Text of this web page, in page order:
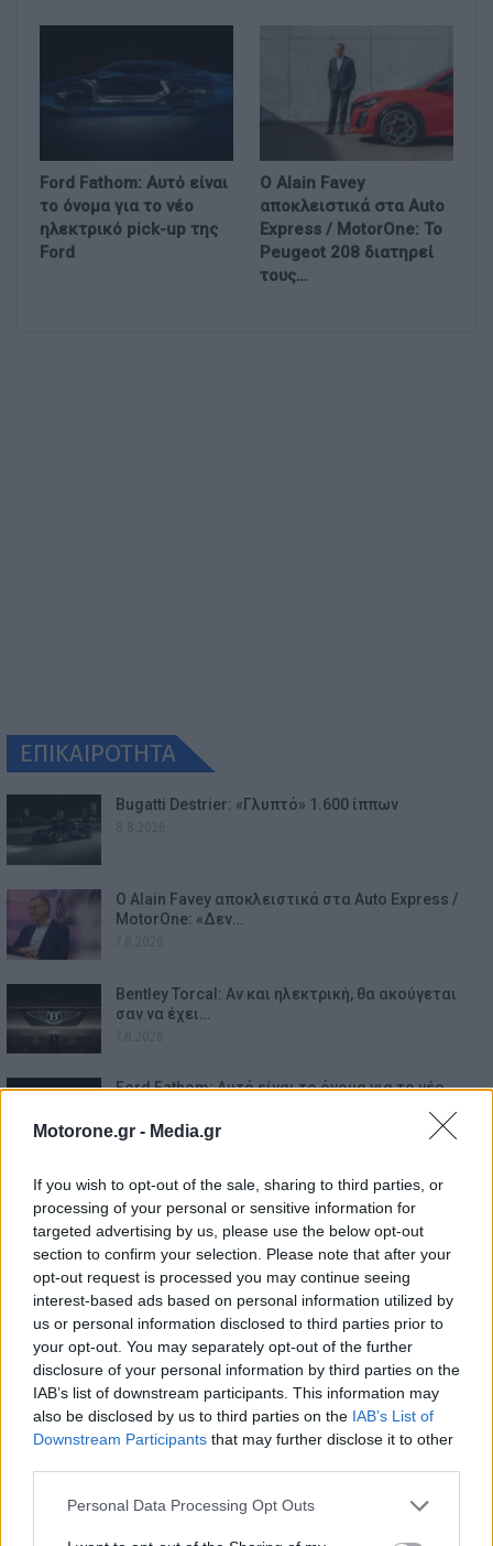
Motorone.gr - Media.gr
If you wish to opt-out of the sale, sharing to third parties, or
processing of your personal or sensitive information for
targeted advertising by us, please use the below opt-out
section to confirm your selection. Please note that after your
opt-out request is processed you may continue seeing
interest-based ads based on personal information utilized by
us or personal information disclosed to third parties prior to
your opt-out. You may separately opt-out of the further
disclosure of your personal information by third parties on the
IAB’s list of downstream participants. This information may
also be disclosed by us to third parties on the IAB’s List of
Downstream Participants that may further disclose it to other
Personal Data Processing Opt Outs
Ford Fathom: Αυτό είναι
το όνομα για το νέο
ηλεκτρικό pick-up της
Ford
Ο Alain Favey
αποκλειστικά στα Auto
Express / MotorOne: Το
Peugeot 208 διατηρεί
τους…
ΕΠΙΚΑΙΡΟΤΗΤΑ
Bugatti Destrier: «Γλυπτό» 1.600 ίππων
Ο Alain Favey αποκλειστικά στα Auto Express /
MotorOne: «Δεν…
Bentley Torcal: Αν και ηλεκτρική, θα ακούγεται
σαν να έχει…
Ford Fathom: Αυτό είναι το όνομα για το νέο
7.8.2026
Mercedes-Benz GLB: Διαθέσιμη στην Ελλάδα με
όφελος 2.000…
7.8.2026